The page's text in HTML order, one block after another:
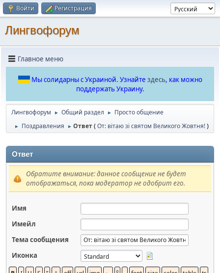
Войти Регистрация
Лингвофорум
Главное меню
Мы солидарны с Украиной. Узнайте здесь, как можно
поддержать Украину.
Лингвофорум ► Общий раздел ► Просто общение
► Поздравления ► Ответ (От: вітаю зі святом Великого Жовтня!)
Ответ
Обратите внимание: данное сообщение не будет
отображаться, пока модератор не одобрит его.
Имя
Имейл
Тема сообщения
Иконка